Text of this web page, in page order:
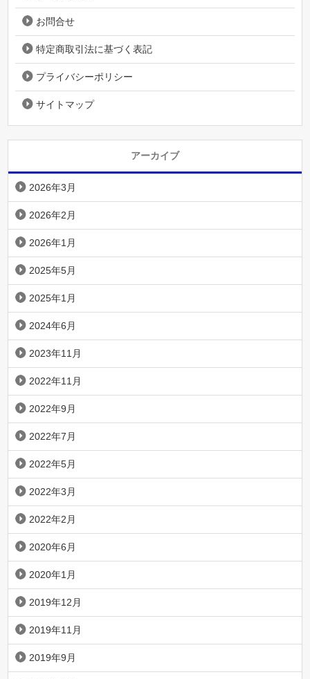
お問合せ
特定商取引法に基づく表記
プライバシーポリシー
サイトマップ
アーカイブ
2026年3月
2026年2月
2026年1月
2025年5月
2025年1月
2024年6月
2023年11月
2022年11月
2022年9月
2022年7月
2022年5月
2022年3月
2022年2月
2020年6月
2020年1月
2019年12月
2019年11月
2019年9月